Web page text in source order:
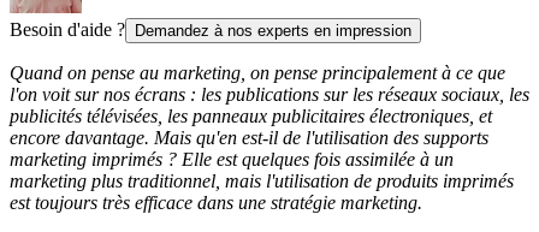
Besoin d'aide ? Demandez à nos experts en impression
Quand on pense au marketing, on pense principalement à ce que
l'on voit sur nos écrans : les publications sur les réseaux sociaux, les
publicités télévisées, les panneaux publicitaires électroniques, et
encore davantage. Mais qu'en est-il de l'utilisation des supports
marketing imprimés ? Elle est quelques fois assimilée à un
marketing plus traditionnel, mais l'utilisation de produits imprimés
est toujours très efficace dans une stratégie marketing.